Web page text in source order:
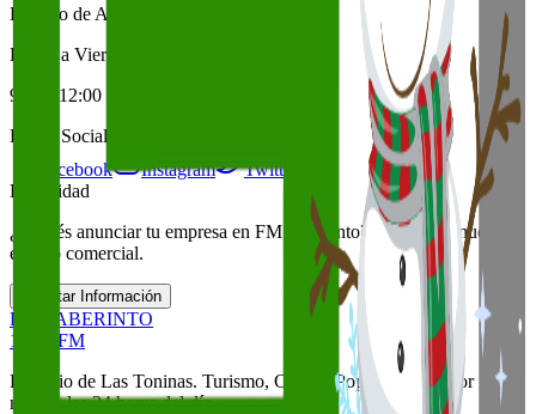
Horario de Atención comercial
Lunes a Viernes
9:00 - 12:00 hs
Redes Sociales
Facebook
Instagram
Twitter
Publicidad
¿Querés anunciar tu empresa en FM Laberinto? Contactá a nuestro
equipo comercial.
Solicitar Información
FM LABERINTO
100.9 FM
La radio de Las Toninas. Turismo, Cultura Popular y la mejor
música las 24 horas del día.